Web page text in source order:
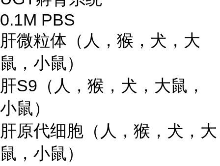
0.1M PBS
肝微粒体（人，猴，犬，大
鼠，小鼠）
肝S9（人，猴，犬，大鼠，
小鼠）
肝原代细胞（人，猴，犬，大
鼠，小鼠）